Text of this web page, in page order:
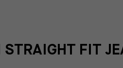
STRAIGHT FIT